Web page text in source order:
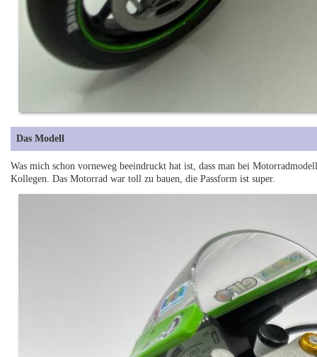
Das Modell
Was mich schon vorneweg beeindruckt hat ist, dass man bei
Kollegen. Das Motorrad war toll zu bauen, die Passform ist super.